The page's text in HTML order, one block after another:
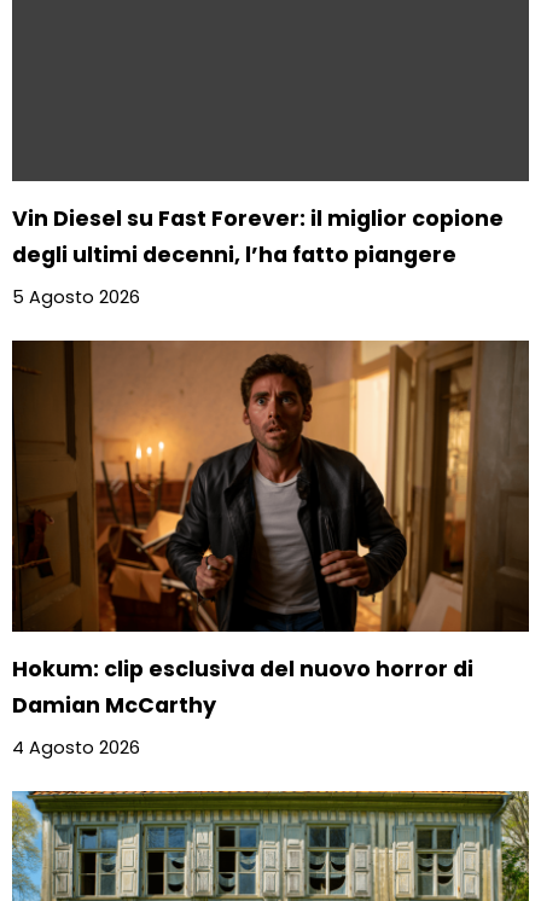
Vin Diesel su Fast Forever: il miglior copione
degli ultimi decenni, l’ha fatto piangere
5 Agosto 2026
Hokum: clip esclusiva del nuovo horror di
Damian McCarthy
4 Agosto 2026